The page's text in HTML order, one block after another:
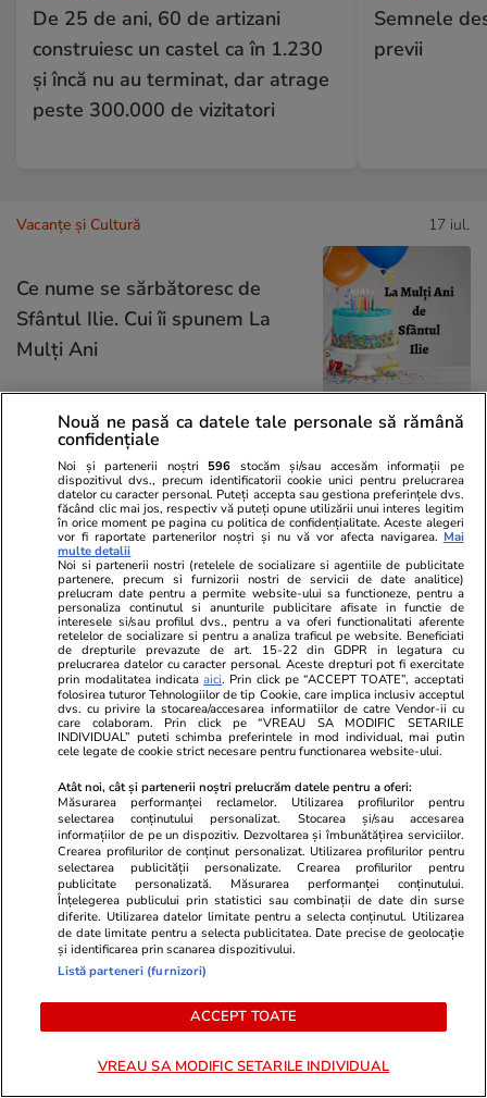
De 25 de ani, 60 de artizani
construiesc un castel ca în 1.230
și încă nu au terminat, dar atrage
peste 300.000 de vizitatori
Semnele
previi
Vacanțe și Cultură 17 iul.
Ce nume se sărbătoresc de
Sfântul Ilie. Cui îi spunem La
Mulți Ani
Lifestyle
Cum păstrăm verdețurile
proaspete ca să reziste o
săptămână
Știri România 17 iul.
Sfântul Ilie – tradiții, obiceiuri și
Sfântul Ilie
Lifestyle 11:12
Semnele deshidratării și cum să
o previi
Nouă ne pasă ca datele tale personale să rămână
confidențiale
Noi și partenerii noștri 596 stocăm și/sau accesăm informații pe
dispozitivul dvs., precum identificatorii cookie unici pentru prelucrarea
datelor cu caracter personal. Puteți accepta sau gestiona preferințele dvs.
făcând clic mai jos, respectiv vă puteți opune utilizării unui interes legitim
în orice moment pe pagina cu politica de confidențialitate. Aceste alegeri
vor fi raportate partenerilor noștri și nu vă vor afecta navigarea. Mai
multe detalii
Noi si partenerii nostri (retelele de socializare si agentiile de publicitate
partenere, precum si furnizorii nostri de servicii de date analitice)
prelucram date pentru a permite website-ului sa functioneze, pentru a
personaliza continutul si anunturile publicitare afisate in functie de
interesele si/sau profilul dvs., pentru a va oferi functionalitati aferente
retelelor de socializare si pentru a analiza traficul pe website. Beneficiati
de drepturile prevazute de art. 15-22 din GDPR in legatura cu
prelucrarea datelor cu caracter personal. Aceste drepturi pot fi exercitate
prin modalitatea indicataaici. Prin click pe “ACCEPT TOATE”, acceptati
folosirea tuturor Tehnologiilor de tip Cookie, care implica inclusiv acceptul
dvs. cu privire la stocarea/accesarea informatiilor de catre Vendor-ii cu
care colaboram. Prin click pe “VREAU SA MODIFIC SETARILE
INDIVIDUAL” puteti schimba preferintele in mod individual, mai putin
cele legate de cookie strict necesare pentru functionarea website-ului.
Atât noi, cât și partenerii noștri prelucrăm datele pentru a oferi:
Măsurarea performanței reclamelor. Utilizarea profilurilor pentru
selectarea conținutului personalizat. Stocarea și/sau accesarea
informațiilor de pe un dispozitiv. Dezvoltarea și îmbunătățirea serviciilor.
Crearea profilurilor de conținut personalizat. Utilizarea profilurilor pentru
selectarea publicității personalizate. Crearea profilurilor pentru
publicitate personalizată. Măsurarea performanței conținutului.
Înțelegerea publicului prin statistici sau combinații de date din surse
diferite. Utilizarea datelor limitate pentru a selecta conținutul. Utilizarea
de date limitate pentru a selecta publicitatea. Date precise de geolocație
și identificarea prin scanarea dispozitivului.
Listă parteneri (furnizori)
ACCEPT TOATE
VREAU SA MODIFIC SETARILE INDIVIDUAL